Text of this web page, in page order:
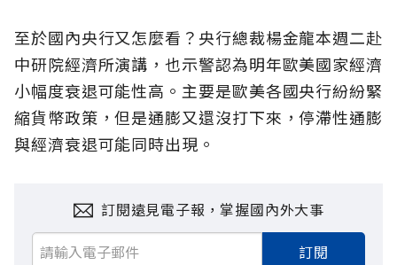
至於國內央行又怎麼看？央行總裁楊金龍本週二赴
中研院經濟所演講，也示警認為明年歐美國家經濟
小幅度衰退可能性高。主要是歐美各國央行紛紛緊
縮貨幣政策，但是通膨又還沒打下來，停滯性通膨
與經濟衰退可能同時出現。
訂閱遠見電子報，掌握國內外大事
訂閱